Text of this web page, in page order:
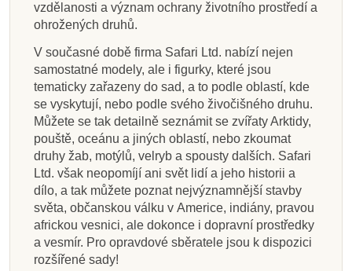
vzdělanosti a význam ochrany životního prostředí a
ohrožených druhů.
V současné době firma Safari Ltd. nabízí nejen
samostatné modely, ale i figurky, které jsou
tematicky zařazeny do sad, a to podle oblastí, kde
se vyskytují, nebo podle svého živočišného druhu.
Můžete se tak detailně seznámit se zvířaty Arktidy,
pouště, oceánu a jiných oblastí, nebo zkoumat
druhy žab, motýlů, velryb a spousty dalších. Safari
Ltd. však neopomíjí ani svět lidí a jeho historii a
dílo, a tak můžete poznat nejvýznamnější stavby
světa, občanskou válku v Americe, indiány, pravou
africkou vesnici, ale dokonce i dopravní prostředky
a vesmír. Pro opravdové sběratele jsou k dispozici
rozšířené sady!